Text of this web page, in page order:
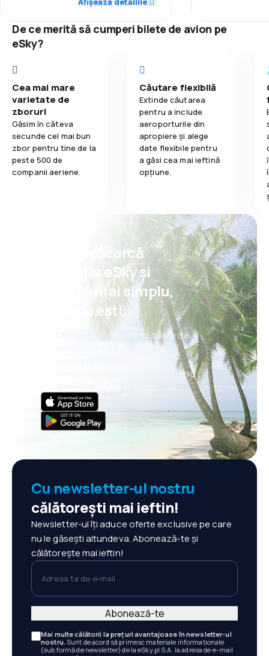
Prețul biletelor 4,0
Transportul bagajelor 5,0
Mâncare 5,0
się pisać tą
w klasie
przez cały
godzin)
brakowało
obsługujący
cierpliwość
dodatkowe
"pijesz za
Jedzenie było
napojów duży
Przy takiej
jest
długich lotach
Rețeaua de
Prețul
Confort în
Transportul
Mâncare
De ce merită să cumperi bilete de avion pe
eSky?
Cea mai mare
varietate de
zboruri
Găsim în câteva
secunde cel mai bun
zbor pentru tine de la
peste 500 de
companii aeriene.
Căutare flexibilă
Extinde căutarea
pentru a include
aeroporturile din
apropiere și alege
date flexibile pentru
a găsi cea mai ieftină
opțiune.
Psst! Descarcă
aplicația eSky și
rezervă mai simplu,
oriunde ești.
Oferte noi în fiecare zi: bilete de
avion, vacanțe, city break-uri
Totul la un click distanță, oricând
Cu newsletter-ul nostru
călătorești mai ieftin!
Newsletter-ul îți aduce oferte exclusive pe care
nu le găsești altundeva. Abonează-te și
călătorește mai ieftin!
Adresa ta de e-mail
Mai multe călătorii la prețuri avantajoase în newsletter-ul
nostru. Sunt de acord să primesc materiale informaționale
(sub formă de newsletter) de la eSky.pl S.A. la adresa de e-mail
Abonează-te